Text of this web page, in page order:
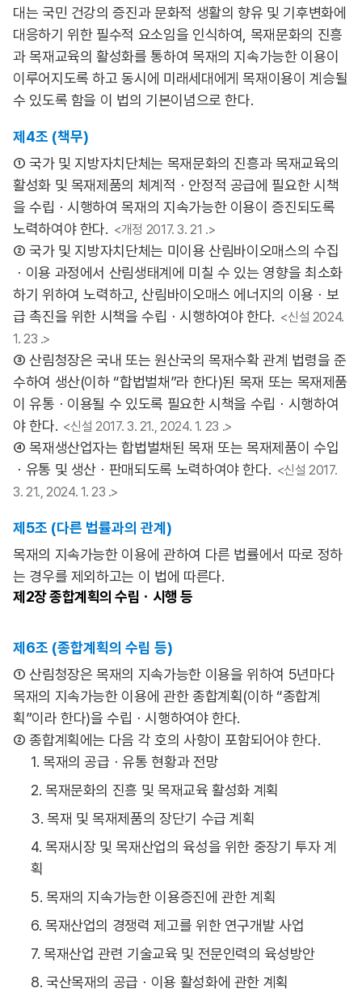
대는 국민 건강의 증진과 문화적 생활의 향유 및 기후변화에
대응하기 위한 필수적 요소임을 인식하여, 목재문화의 진흥
과 목재교육의 활성화를 통하여 목재의 지속가능한 이용이
이루어지도록 하고 동시에 미래세대에게 목재이용이 계승될
수 있도록 함을 이 법의 기본이념으로 한다.
제4조 (책무)
① 국가 및 지방자치단체는 목재문화의 진흥과 목재교육의
활성화 및 목재제품의 체계적ㆍ안정적 공급에 필요한 시책
을 수립ㆍ시행하여 목재의 지속가능한 이용이 증진되도록
노력하여야 한다. <개정 2017. 3. 21 .>
② 국가 및 지방자치단체는 미이용 산림바이오매스의 수집
ㆍ이용 과정에서 산림생태계에 미칠 수 있는 영향을 최소화
하기 위하여 노력하고, 산림바이오매스 에너지의 이용ㆍ보
급 촉진을 위한 시책을 수립ㆍ시행하여야 한다. <신설 2024.
1. 23 .>
③ 산림청장은 국내 또는 원산국의 목재수확 관계 법령을 준
수하여 생산(이하 “합법벌채”라 한다)된 목재 또는 목재제품
이 유통ㆍ이용될 수 있도록 필요한 시책을 수립ㆍ시행하여
야 한다. <신설 2017. 3. 21., 2024. 1. 23 .>
④ 목재생산업자는 합법벌채된 목재 또는 목재제품이 수입
ㆍ유통 및 생산ㆍ판매되도록 노력하여야 한다. <신설 2017.
3. 21., 2024. 1. 23 .>
제5조 (다른 법률과의 관계)
목재의 지속가능한 이용에 관하여 다른 법률에서 따로 정하
는 경우를 제외하고는 이 법에 따른다.
제2장종합계획의 수립ㆍ시행 등
제6조 (종합계획의 수립 등)
① 산림청장은 목재의 지속가능한 이용을 위하여 5년마다
목재의 지속가능한 이용에 관한 종합계획(이하 “종합계
획”이라 한다)을 수립ㆍ시행하여야 한다.
② 종합계획에는 다음 각 호의 사항이 포함되어야 한다.
1. 목재의 공급ㆍ유통 현황과 전망
2. 목재문화의 진흥 및 목재교육 활성화 계획
3. 목재 및 목재제품의 장단기 수급 계획
4. 목재시장 및 목재산업의 육성을 위한 중장기 투자 계
획
5. 목재의 지속가능한 이용증진에 관한 계획
6. 목재산업의 경쟁력 제고를 위한 연구개발 사업
7. 목재산업 관련 기술교육 및 전문인력의 육성방안
8. 국산목재의 공급ㆍ이용 활성화에 관한 계획